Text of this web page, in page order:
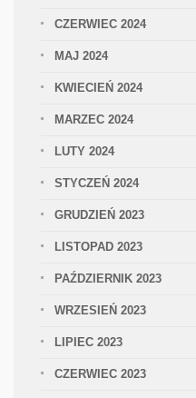
CZERWIEC 2024
MAJ 2024
KWIECIEŃ 2024
MARZEC 2024
LUTY 2024
STYCZEŃ 2024
GRUDZIEŃ 2023
LISTOPAD 2023
PAŹDZIERNIK 2023
WRZESIEŃ 2023
LIPIEC 2023
CZERWIEC 2023